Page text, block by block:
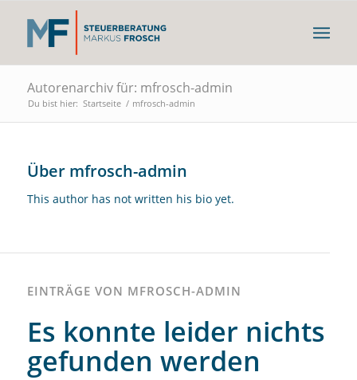
Autorenarchiv für: mfrosch-admin
Du bist hier: Startseite / mfrosch-admin
Über mfrosch-admin
This author has not written his bio yet.
EINTRÄGE VON MFROSCH-ADMIN
Es konnte leider nichts
gefunden werden